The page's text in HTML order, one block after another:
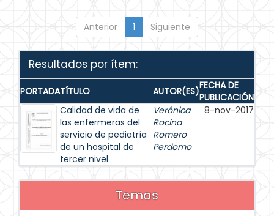
Anterior 1 Siguiente
Resultados por ítem:
PORTADATÍTULO AUTOR(ES)FECHA DE
PUBLICACIÓN
Calidad de vida de
las enfermeras del
servicio de pediatría
de un hospital de
tercer nivel
Verónica
Rocina
Romero
Perdomo
8-nov-2017
Temas